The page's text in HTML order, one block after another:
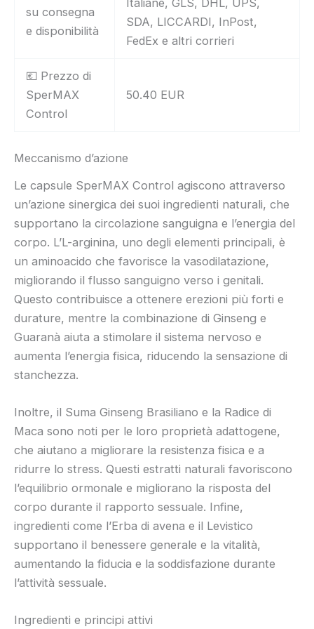
su consegna
e disponibilità
SDA, LICCARDI, InPost,
FedEx e altri corrieri
💶 Prezzo di
SperMAX
Control
50.40 EUR
Meccanismo d’azione
Le capsule SperMAX Control agiscono attraverso
un’azione sinergica dei suoi ingredienti naturali, che
supportano la circolazione sanguigna e l’energia del
corpo. L’L-arginina, uno degli elementi principali, è
un aminoacido che favorisce la vasodilatazione,
migliorando il flusso sanguigno verso i genitali.
Questo contribuisce a ottenere erezioni più forti e
durature, mentre la combinazione di Ginseng e
Guaranà aiuta a stimolare il sistema nervoso e
aumenta l’energia fisica, riducendo la sensazione di
stanchezza.
Inoltre, il Suma Ginseng Brasiliano e la Radice di
Maca sono noti per le loro proprietà adattogene,
che aiutano a migliorare la resistenza fisica e a
ridurre lo stress. Questi estratti naturali favoriscono
l’equilibrio ormonale e migliorano la risposta del
corpo durante il rapporto sessuale. Infine,
ingredienti come l’Erba di avena e il Levistico
supportano il benessere generale e la vitalità,
aumentando la fiducia e la soddisfazione durante
l’attività sessuale.
Ingredienti e principi attivi